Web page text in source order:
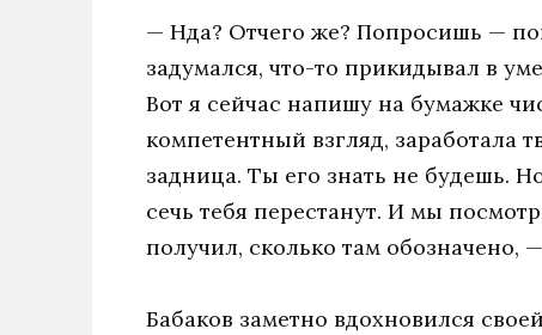
— Нда? Отчего же? Попросишь —
задумался, что-то прикидывал в
Вот я сейчас напишу на бумажке
компетентный взгляд, заработала
задница. Ты его знать не будешь.
сечь тебя перестанут. И мы
получил, сколько там обозначено,
Бабаков заметно вдохновился